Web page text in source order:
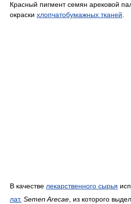
Красный пигмент семян арековой
окраски хлопчатобумажных тканей
В качестве лекарственного сырья
лат. Semen Arecae , из которого